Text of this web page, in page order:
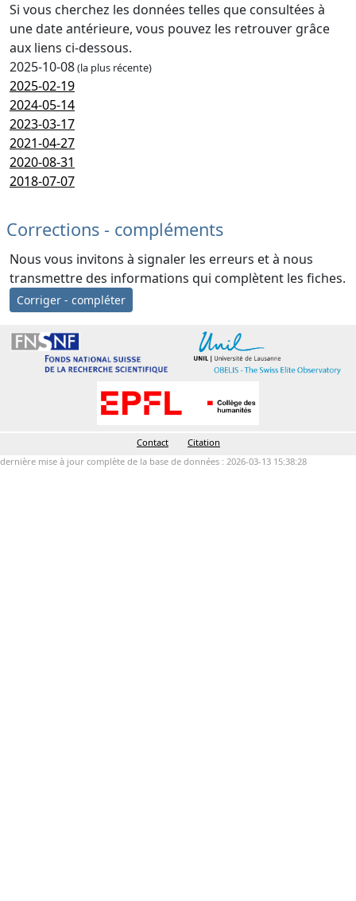
Si vous cherchez les données telles que consultées à
une date antérieure, vous pouvez les retrouver grâce
aux liens ci-dessous.
2025-10-08(la plus récente)
2025-02-19
2024-05-14
2023-03-17
2021-04-27
2020-08-31
2018-07-07
Corrections - compléments
Nous vous invitons à signaler les erreurs et à nous
transmettre des informations qui complètent les fiches.
Corriger - compléter
Contact
Citation
dernière mise à jour complète de la base de données : 2026-03-13 15:38:28